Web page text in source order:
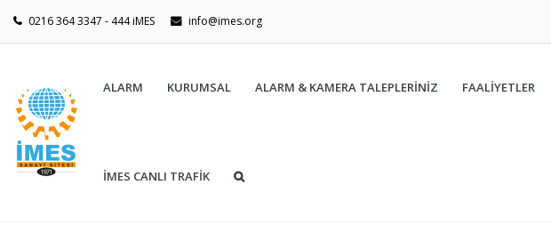
0216 364 3347 - 444 iMES info@imes.org
ALARM KURUMSAL ALARM & KAMERA TALEPLERİNİZ FAALIYETLER
İMES CANLI TRAFİK